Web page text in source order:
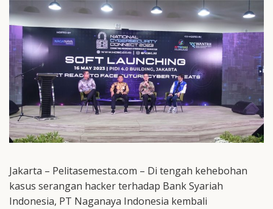
Jakarta – Pelitasemesta.com – Di tengah kehebohan
kasus serangan hacker terhadap Bank Syariah
Indonesia, PT Naganaya Indonesia kembali